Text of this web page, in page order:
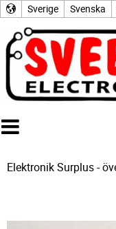
Sverige Svenska
Elektronik Surplus -